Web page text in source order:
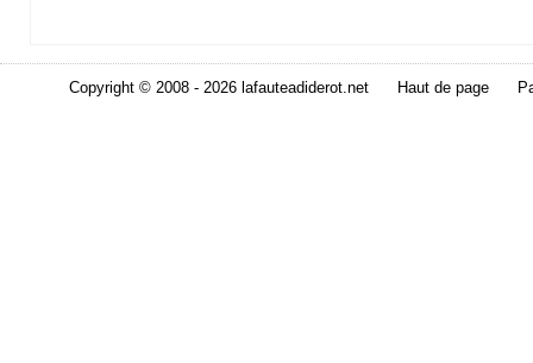
Copyright © 2008 - 2026 lafauteadiderot.net Haut de page